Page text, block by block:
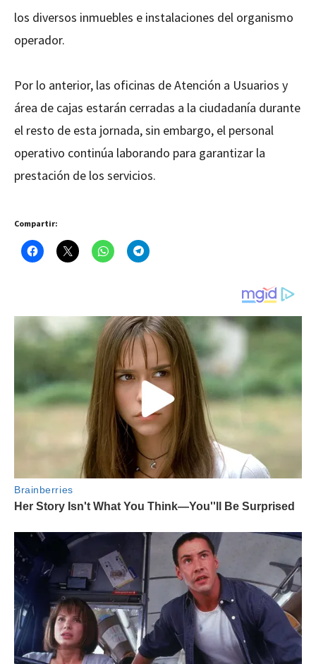
los diversos inmuebles e instalaciones del organismo
operador.
Por lo anterior, las oficinas de Atención a Usuarios y
área de cajas estarán cerradas a la ciudadanía durante
el resto de esta jornada, sin embargo, el personal
operativo continúa laborando para garantizar la
prestación de los servicios.
Compartir: